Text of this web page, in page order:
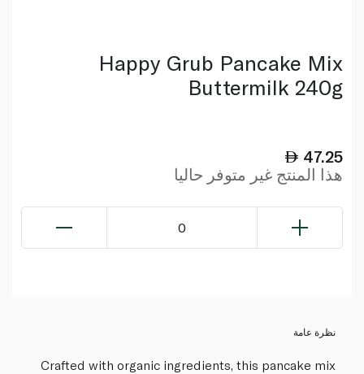
Happy Grub Pancake Mix
Buttermilk 240g
47.25
هذا المنتج غير متوفر حاليا
0
نظرة عامة
Crafted with organic ingredients, this pancake mix